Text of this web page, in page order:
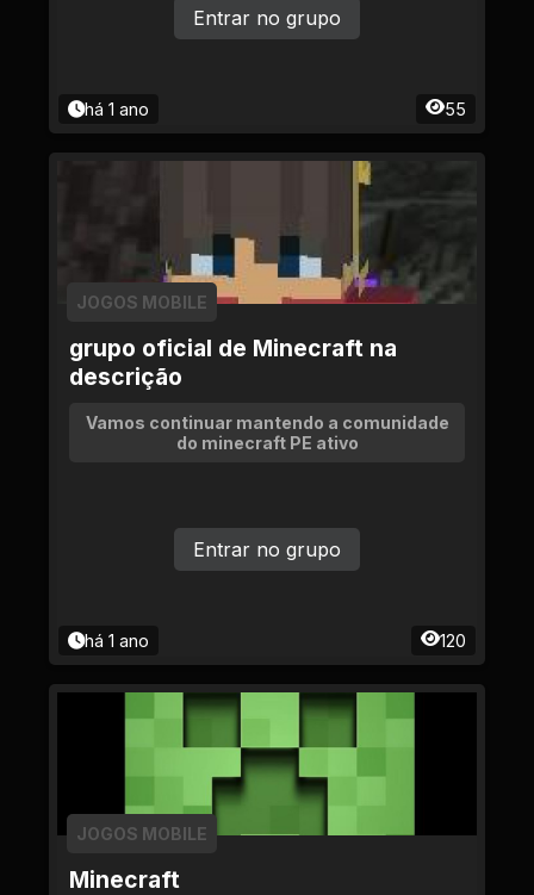
há 1 ano 55
Entrar no grupo
grupo oficial de Minecraft na
descrição
JOGOS MOBILE
Vamos continuar mantendo a comunidade
do minecraft PE ativo
há 1 ano 120
Entrar no grupo
Minecraft
JOGOS MOBILE